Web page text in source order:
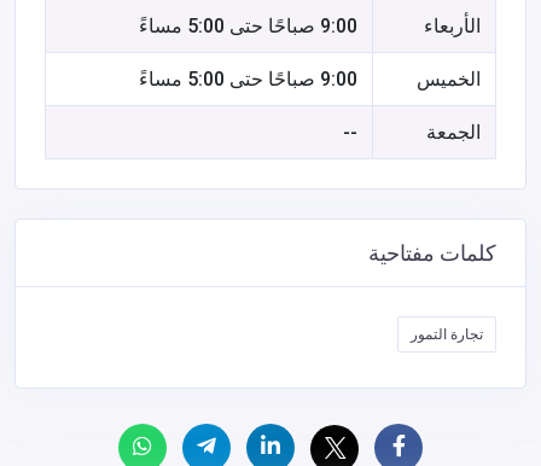
الأربعاء 9:00 صباحًا حتى 5:00 مساءً
الخميس 9:00 صباحًا حتى 5:00 مساءً
الجمعة --
كلمات مفتاحية
تجارة التمور